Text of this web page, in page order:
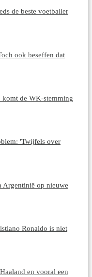
de beste voetballer
ook beseffen dat
komt de WK-stemming
'Twijfels over
Argentinië op nieuwe
Ronaldo is niet
en vooral een